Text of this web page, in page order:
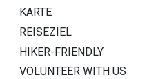
KARTE
REISEZIEL
HIKER-FRIENDLY
VOLUNTEER WITH US